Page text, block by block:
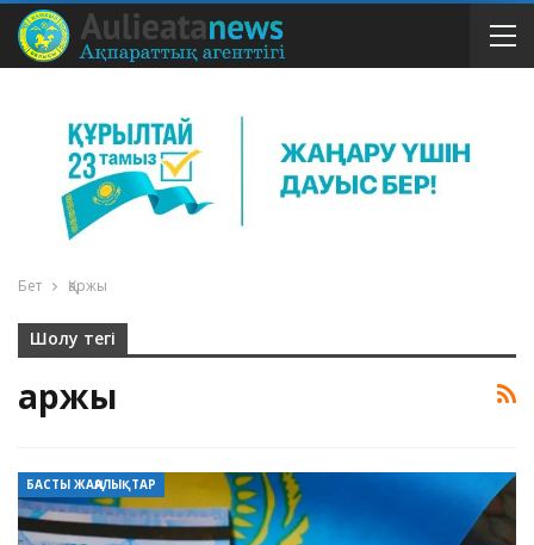
Бет Қаржы
Шолу тегі
Қаржы
БАСТЫ ЖАҢАЛЫҚТАР